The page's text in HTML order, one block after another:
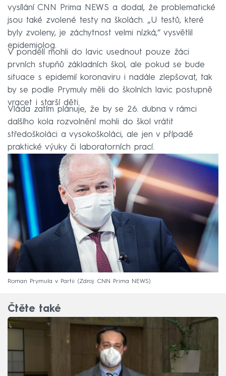
vysílání CNN Prima NEWS a dodal, že problematické
jsou také zvolené testy na školách. „U testů, které
byly zvoleny, je záchytnost velmi nízká,“ vysvětlil
epidemiolog.
V pondělí mohli do lavic usednout pouze žáci
prvních stupňů základních škol, ale pokud se bude
situace s epidemií koronaviru i nadále zlepšovat, tak
by se podle Prymuly měli do školních lavic postupně
vracet i starší děti.
Vláda zatím plánuje, že by se 26. dubna v rámci
dalšího kola rozvolnění mohli do škol vrátit
středoškoláci a vysokoškoláci, ale jen v případě
praktické výuky či laboratorních prací.
Roman Prymula v Partii Zdroj: CNN Prima NEWS
Čtěte také